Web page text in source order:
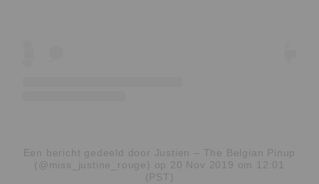
Een bericht gedeeld door Justien – The Belgian Pinup
(@miss_justine_rouge) op 20 Nov 2019 om 12:01
(PST)